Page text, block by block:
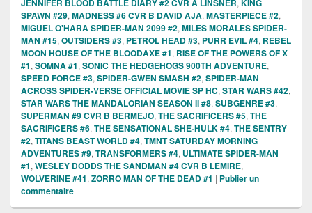
JENNIFER BLOOD BATTLE DIARY #2 CVR A LINSNER, KING
SPAWN #29, MADNESS #6 CVR B DAVID AJA, MASTERPIECE #2,
MIGUEL O'HARA SPIDER-MAN 2099 #2, MILES MORALES SPIDER-
MAN #15, OUTSIDERS #3, PETROL HEAD #3, PURR EVIL #4, REBEL
MOON HOUSE OF THE BLOODAXE #1, RISE OF THE POWERS OF X
#1, SOMNA #1, SONIC THE HEDGEHOGS 900TH ADVENTURE,
SPEED FORCE #3, SPIDER-GWEN SMASH #2, SPIDER-MAN
ACROSS SPIDER-VERSE OFFICIAL MOVIE SP HC, STAR WARS #42,
STAR WARS THE MANDALORIAN SEASON II #8, SUBGENRE #3,
SUPERMAN #9 CVR B BERMEJO, THE SACRIFICERS #5, THE
SACRIFICERS #6, THE SENSATIONAL SHE-HULK #4, THE SENTRY
#2, TITANS BEAST WORLD #4, TMNT SATURDAY MORNING
ADVENTURES #9, TRANSFORMERS #4, ULTIMATE SPIDER-MAN
#1, WESLEY DODDS THE SANDMAN #4 CVR B LEMIRE,
WOLVERINE #41, ZORRO MAN OF THE DEAD #1 | Publier un
commentaire